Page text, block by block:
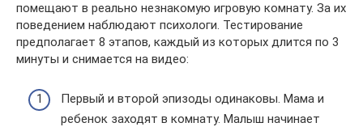
помещают в реально незнакомую игровую комнату. За их
поведением наблюдают психологи. Тестирование
предполагает 8 этапов, каждый из которых длится по 3
минуты и снимается на видео:
Первый и второй эпизоды одинаковы. Мама и
ребенок заходят в комнату. Малыш начинает